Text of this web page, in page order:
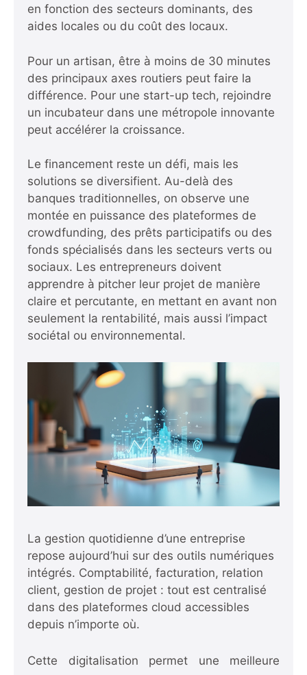
en fonction des secteurs dominants, des
aides locales ou du coût des locaux.
Pour un artisan, être à moins de 30 minutes
des principaux axes routiers peut faire la
différence. Pour une start-up tech, rejoindre
un incubateur dans une métropole innovante
peut accélérer la croissance.
Le financement reste un défi, mais les
solutions se diversifient. Au-delà des
banques traditionnelles, on observe une
montée en puissance des plateformes de
crowdfunding, des prêts participatifs ou des
fonds spécialisés dans les secteurs verts ou
sociaux. Les entrepreneurs doivent
apprendre à pitcher leur projet de manière
claire et percutante, en mettant en avant non
seulement la rentabilité, mais aussi l’impact
sociétal ou environnemental.
La gestion quotidienne d’une entreprise
repose aujourd’hui sur des outils numériques
intégrés. Comptabilité, facturation, relation
client, gestion de projet : tout est centralisé
dans des plateformes cloud accessibles
depuis n’importe où.
Cette digitalisation permet une meilleure